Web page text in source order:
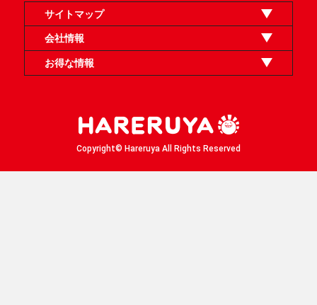
サイトマップ
オンラインショップ
買取
記事
選手一覧
デッキ検索
デッキ構築
イベント・大会
店舗のご案内
お問い合わせ
ヘルプ
FAQ
会社情報
利用規約
スタッフ募集
特定商取引法表示
個人情報保護方針
企業情報
お得な情報
Copyright© Hareruya All Rights Reserved